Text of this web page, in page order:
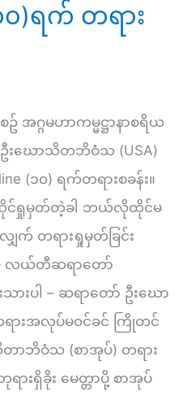
၀)ရက် တရား
စဥ် အဂ္ဂမဟာကမ္မဋ္ဌာနာစရိယ
ဦးဃောသိတဘိဝံသ (USA)
(၁၀) ရက်တရားစခန်း။
င်ရှုမှတ်တဲ့ခါ ဘယ်လိုထိုင်မ
ျှက် တရားရှုမှတ်ခြင်း
– လယ်တီဆရာတော်
ားပါ – ဆရာတော် ဦးဃော
ားအလုပ်မ၀င်ခင် ကြိုတင်
တာဘိဝံသ (စာအုပ်) တရား
းရှိခိုး မေတ္တာပို့ စာအုပ်